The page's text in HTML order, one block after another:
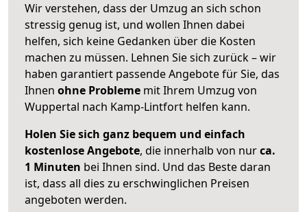
Wir verstehen, dass der Umzug an sich schon
stressig genug ist, und wollen Ihnen dabei
helfen, sich keine Gedanken über die Kosten
machen zu müssen. Lehnen Sie sich zurück – wir
haben garantiert passende Angebote für Sie, das
Ihnen ohne Probleme mit Ihrem Umzug von
Wuppertal nach Kamp-Lintfort helfen kann.
Holen Sie sich ganz bequem und einfach
kostenlose Angebote, die innerhalb von nurca.
1 Minuten bei Ihnen sind. Und das Beste daran
ist, dass all dies zu erschwinglichen Preisen
angeboten werden.